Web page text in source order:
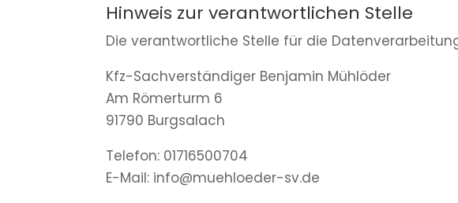
Hinweis zur verantwortlichen Stelle
Die verantwortliche Stelle für die
Kfz-Sachverständiger Benjamin Mühlöder
Am Römerturm 6
91790 Burgsalach
Telefon: 01716500704
E-Mail: info@muehloeder-sv.de